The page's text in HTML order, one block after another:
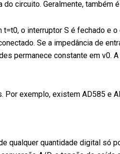
circuito. Geralmente, também
o interruptor S é fechado e o
Se a impedância de
permanece constante em v0.
exemplo, existem AD585 e
qualquer quantidade digital só